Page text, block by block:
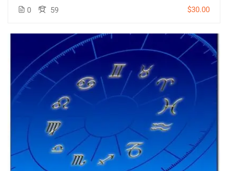
0 59 $30.00